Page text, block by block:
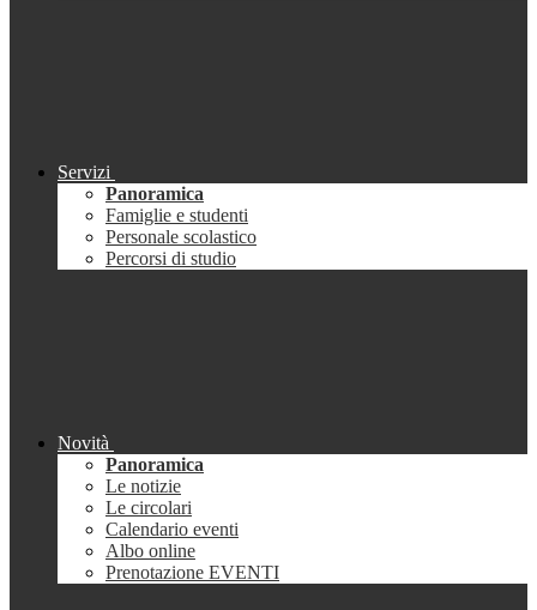
Servizi
Panoramica
Famiglie e studenti
Personale scolastico
Percorsi di studio
Novità
Panoramica
Le notizie
Le circolari
Calendario eventi
Albo online
Prenotazione EVENTI